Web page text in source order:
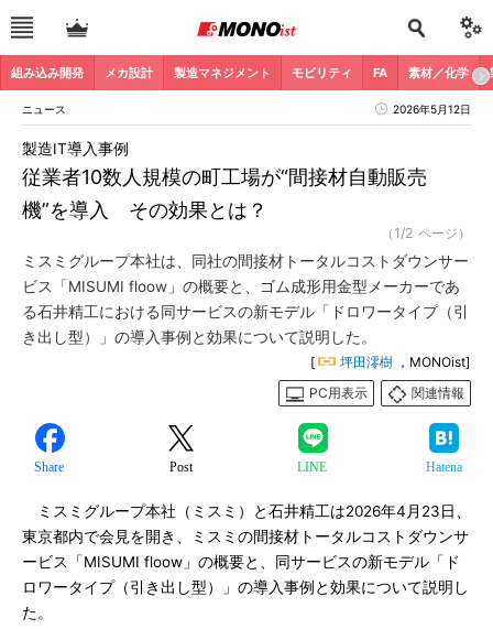
組み込み開発 メカ設計 製造マネジメント モビリティ FA 素材／化学
ニュース 2026年5月12日
従業者10数人規模の町工場が“間接材自動販売
機”を導入 その効果とは？
製造IT導入事例
（1/2 ページ）
ミスミグループ本社は、同社の間接材トータルコストダウンサー
ビス「MISUMI floow」の概要と、ゴム成形用金型メーカーであ
る石井精工における同サービスの新モデル「ドロワータイプ（引
き出し型）」の導入事例と効果について説明した。
[ 坪田澪樹 ，MONOist]
PC用表示
関連情報
Share Post LINE Hatena
ミスミグループ本社（ミスミ）と石井精工は2026年4月23日、
東京都内で会見を開き、ミスミの間接材トータルコストダウンサ
ービス「MISUMI floow」の概要と、同サービスの新モデル「ド
ロワータイプ（引き出し型）」の導入事例と効果について説明し
た。